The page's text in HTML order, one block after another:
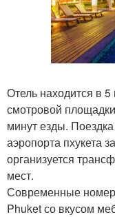
Отель находится в
смотровой
минут езды.
аэропорта пхукета
организуется
мест.
Современные
Phuket со вкусом